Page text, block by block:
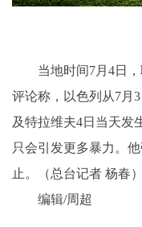
当地时间7月4日
评论称，以色列从7月
及特拉维夫4日当天发
只会引发更多暴力。
止。（总台记者 杨春）
编辑/周超